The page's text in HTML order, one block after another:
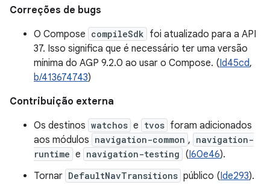
Correções de bugs
O Compose compileSdk foi atualizado para a API
37. Isso significa que é necessário ter uma versão
mínima do AGP 9.2.0 ao usar o Compose. (Id45cd,
b/413674743)
Contribuição externa
Os destinos watchos e tvos foram adicionados
aos módulos navigation-common , navigation-
runtime e navigation-testing (I60e46).
Tornar DefaultNavTransitions público (Ide293).